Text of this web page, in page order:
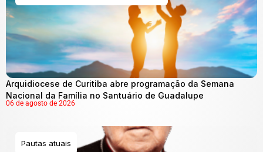
Arquidiocese de Curitiba abre programação da Semana
Nacional da Família no Santuário de Guadalupe
06 de agosto de 2026
Pautas atuais